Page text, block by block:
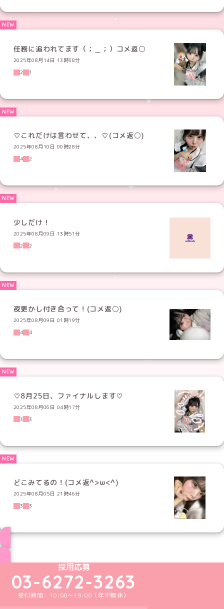
任務に追われてます（；＿；）コメ返⚪️
2025年08月14日 13時38分
2
1
♡これだけは言わせて、、♡(コメ返⚪️)
2025年08月10日 00時28分
4
2
少しだけ！
2025年08月09日 13時51分
2
2
夜更かし付き合って！(コメ返⚪️)
2025年08月09日 01時19分
4
4
♡8月25日、ファイナルします♡
2025年08月06日 04時17分
3
3
どこみてるの！(コメ返^>ω<^)
2025年08月05日 21時46分
3
3
めいどりーみんTikTok公式アカウント
めいどりーみんX公式アカウント
めいどりーみんInstagram公式アカウント
めいどりーみんFacebook公式アカウン
めいどりーみんYouTube公式アカ
採用応募
03-6272-3263
受付時間：10:00～19:00（年中無休）